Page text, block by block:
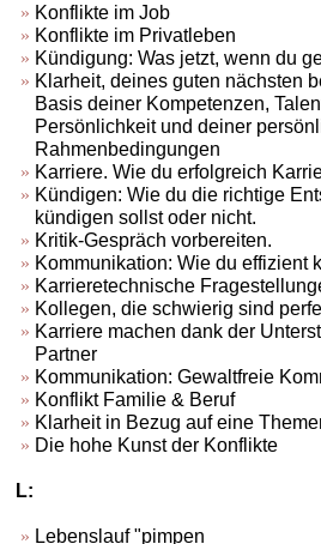
Konflikte im Job
Konflikte im Privatleben
Kündigung: Was jetzt, wenn du
Klarheit, deines guten nächsten
Basis deiner Kompetenzen,
Persönlichkeit und deiner
Rahmenbedingungen
Karriere. Wie du erfolgreich
Kündigen: Wie du die richtige
kündigen sollst oder nicht.
Kritik-Gespräch vorbereiten.
Kommunikation: Wie du effizient
Karrieretechnische
Kollegen, die schwierig sind
Karriere machen dank der
Partner
Kommunikation: Gewaltfreie
Konflikt Familie & Beruf
Klarheit in Bezug auf eine
Die hohe Kunst der Konflikte
L:
Lebenslauf "pimpen